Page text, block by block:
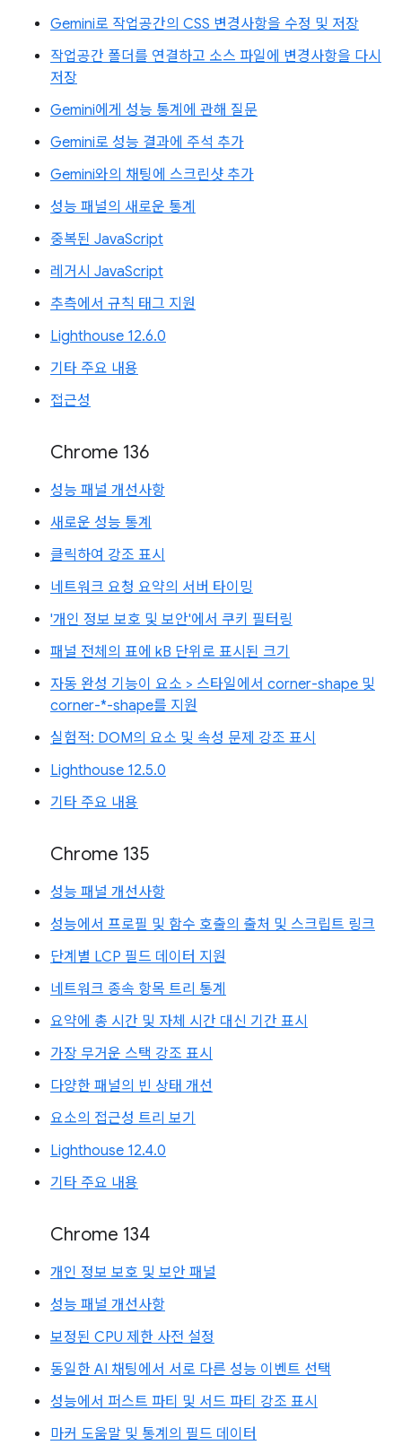
Gemini로 작업공간의 CSS 변경사항을 수정 및 저장
작업공간 폴더를 연결하고 소스 파일에 변경사항을 다시
저장
Gemini에게 성능 통계에 관해 질문
Gemini로 성능 결과에 주석 추가
Gemini와의 채팅에 스크린샷 추가
성능 패널의 새로운 통계
중복된 JavaScript
레거시 JavaScript
추측에서 규칙 태그 지원
Lighthouse 12.6.0
기타 주요 내용
접근성
Chrome 136
성능 패널 개선사항
새로운 성능 통계
클릭하여 강조 표시
네트워크 요청 요약의 서버 타이밍
'개인 정보 보호 및 보안'에서 쿠키 필터링
패널 전체의 표에 kB 단위로 표시된 크기
자동 완성 기능이 요소 > 스타일에서 corner-shape 및
corner-*-shape를 지원
실험적: DOM의 요소 및 속성 문제 강조 표시
Lighthouse 12.5.0
기타 주요 내용
Chrome 135
성능 패널 개선사항
성능에서 프로필 및 함수 호출의 출처 및 스크립트 링크
단계별 LCP 필드 데이터 지원
네트워크 종속 항목 트리 통계
요약에 총 시간 및 자체 시간 대신 기간 표시
가장 무거운 스택 강조 표시
다양한 패널의 빈 상태 개선
요소의 접근성 트리 보기
Lighthouse 12.4.0
기타 주요 내용
Chrome 134
개인 정보 보호 및 보안 패널
성능 패널 개선사항
보정된 CPU 제한 사전 설정
동일한 AI 채팅에서 서로 다른 성능 이벤트 선택
성능에서 퍼스트 파티 및 서드 파티 강조 표시
마커 도움말 및 통계의 필드 데이터